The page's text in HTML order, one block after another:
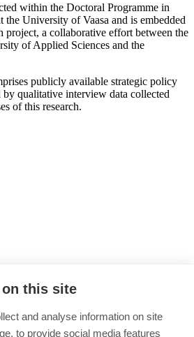
within the Doctoral Programme in
the University of Vaasa and is embedded
project, a collaborative effort between the
of Applied Sciences and the
publicly available strategic policy
by qualitative interview data collected
of this research.
this site
and analyse information on site
to provide social media features